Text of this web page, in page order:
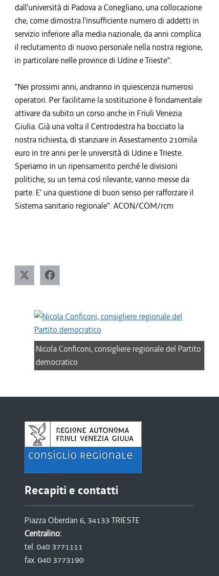
dall'università di Padova a Conegliano, una collocazione
che, come dimostra l'insufficiente numero di addetti in
servizio inferiore alla media nazionale, da anni complica
il reclutamento di nuovo personale nella nostra regione,
in particolare nelle province di Udine e Trieste".
"Nei prossimi anni, andranno in quiescenza numerosi
operatori. Per facilitarne la sostituzione è fondamentale
attivare da subito un corso anche in Friuli Venezia
Giulia. Già una volta il Centrodestra ha bocciato la
nostra richiesta, di stanziare in Assestamento 210mila
euro in tre anni per le università di Udine e Trieste.
Speriamo in un ripensamento perché le divisioni
politiche, su un tema così rilevante, vanno messe da
parte. E' una questione di buon senso per rafforzare il
Sistema sanitario regionale". ACON/COM/rcm
Nicola Conficoni, consigliere regionale del Partito
democratico
Recapiti e contatti
Piazza Oberdan 6, 34133 TRIESTE
Centralino:
tel. 040 3771111
fax. 040 3773190